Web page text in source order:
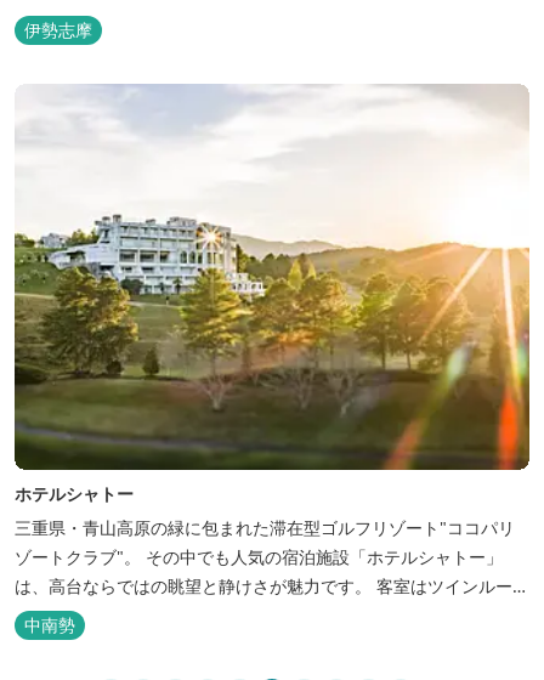
伊勢志摩
ホテルシャトー
三重県・青山高原の緑に包まれた滞在型ゴルフリゾート"ココパリ
ゾートクラブ"。 その中でも人気の宿泊施設「ホテルシャトー」
は、高台ならではの眺望と静けさが魅力です。 客室はツインルーム
から4〜6名で泊まれる和洋室まで幅広く、旅のスタイルに合わせて
選べます。 天然温泉の大浴場・露天風呂、ロウリュ式サウナで体を
中南勢